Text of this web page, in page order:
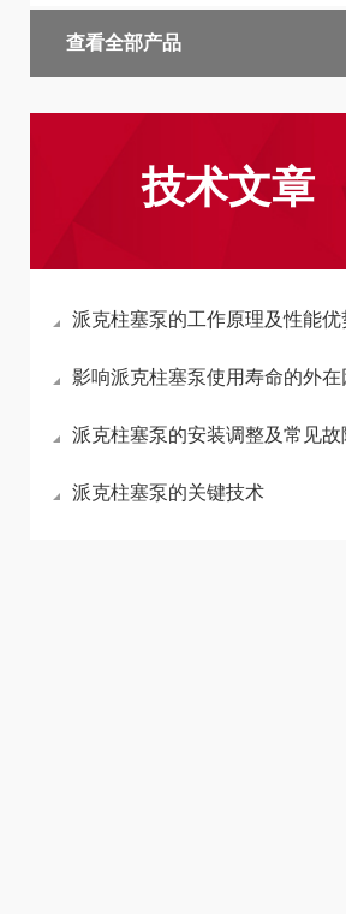
查看全部产品
技术文章
派克柱塞泵的工作原理及性能优
影响派克柱塞泵使用寿命的外在
派克柱塞泵的安装调整及常见故
派克柱塞泵的关键技术